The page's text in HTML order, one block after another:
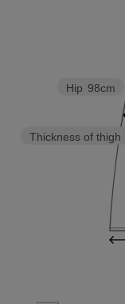
Thickness of thigh
Hip 98cm